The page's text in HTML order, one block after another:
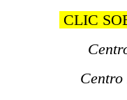
CLIC